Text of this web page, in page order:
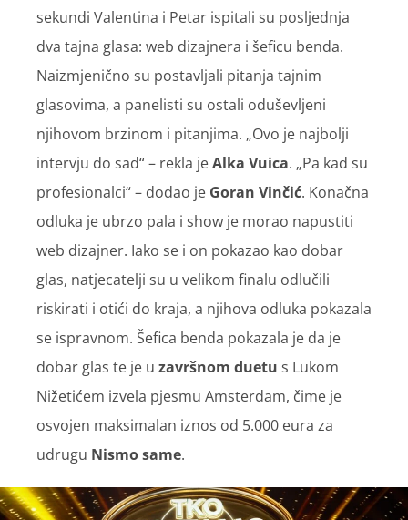
sekundi Valentina i Petar ispitali su posljednja
dva tajna glasa: web dizajnera i šeficu benda.
Naizmjenično su postavljali pitanja tajnim
glasovima, a panelisti su ostali oduševljeni
njihovom brzinom i pitanjima. „Ovo je najbolji
intervju do sad“ – rekla jeAlka Vuica. „Pa kad su
profesionalci“ – dodao je Goran Vinčić. Konačna
odluka je ubrzo pala i show je morao napustiti
web dizajner. Iako se i on pokazao kao dobar
glas, natjecatelji su u velikom finalu odlučili
riskirati i otići do kraja, a njihova odluka pokazala
se ispravnom. Šefica benda pokazala je da je
dobar glas te je u završnom duetu s Lukom
Nižetićem izvela pjesmu Amsterdam, čime je
osvojen maksimalan iznos od 5.000 eura za
udrugu Nismo same.